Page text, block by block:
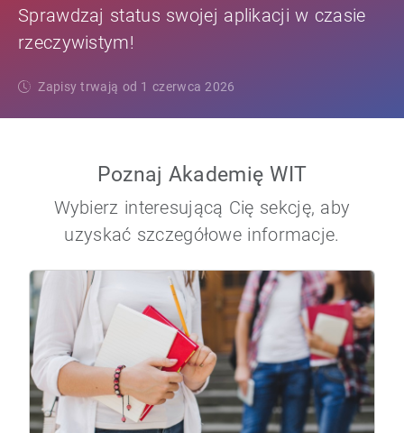
Sprawdzaj status swojej aplikacji w czasie
rzeczywistym!
Zapisy trwają od 1 czerwca 2026
Poznaj Akademię WIT
Wybierz interesującą Cię sekcję, aby
uzyskać szczegółowe informacje.